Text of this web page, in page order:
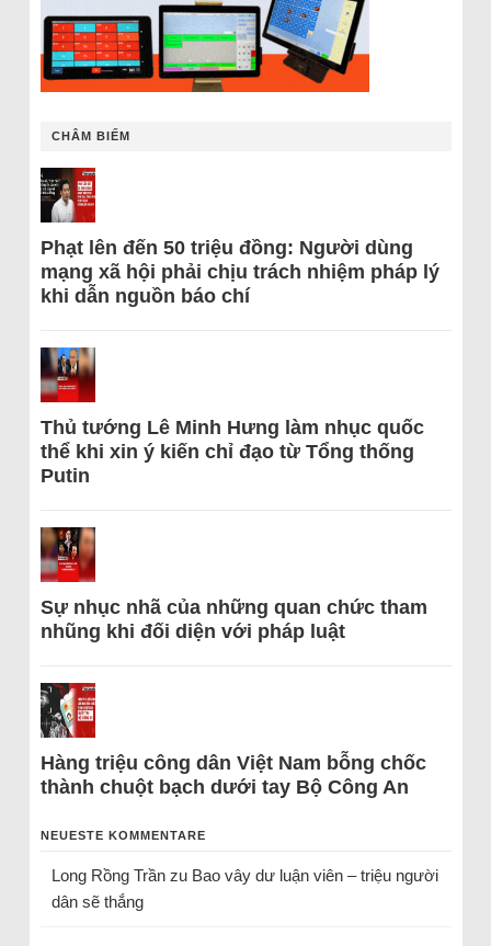
CHÂM BIẾM
Phạt lên đến 50 triệu đồng: Người dùng
mạng xã hội phải chịu trách nhiệm pháp lý
khi dẫn nguồn báo chí
Thủ tướng Lê Minh Hưng làm nhục quốc
thể khi xin ý kiến chỉ đạo từ Tổng thống
Putin
Sự nhục nhã của những quan chức tham
nhũng khi đối diện với pháp luật
Hàng triệu công dân Việt Nam bỗng chốc
thành chuột bạch dưới tay Bộ Công An
NEUESTE KOMMENTARE
Long Rồng Trầnzu Bao vây dư luận viên – triệu người
dân sẽ thắng